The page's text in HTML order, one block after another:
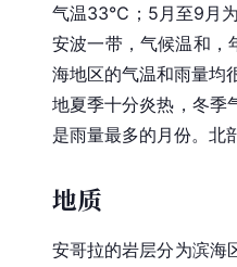
气温33℃；5月至9月
安波一带，气候温和
海地区的气温和雨量均
地夏季十分炎热，冬季
是雨量最多的月份。北
地质
安哥拉的岩层分为滨海